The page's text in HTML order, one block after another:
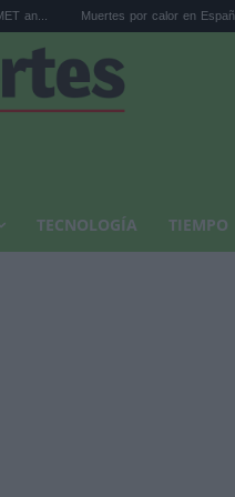
Muertes por calor en España 2026: el
TECNOLOGÍA TIEMPO